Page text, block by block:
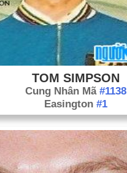
TOM SIMPSON
Cung Nhân Mã #1138
Easington #1